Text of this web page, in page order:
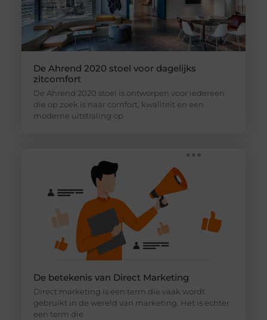
De Ahrend 2020 stoel voor dagelijks
zitcomfort
De Ahrend 2020 stoel is ontworpen voor iedereen
die op zoek is naar comfort, kwaliteit en een
moderne uitstraling op
De betekenis van Direct Marketing
Direct marketing is een term die vaak wordt
gebruikt in de wereld van marketing. Het is echter
een term die